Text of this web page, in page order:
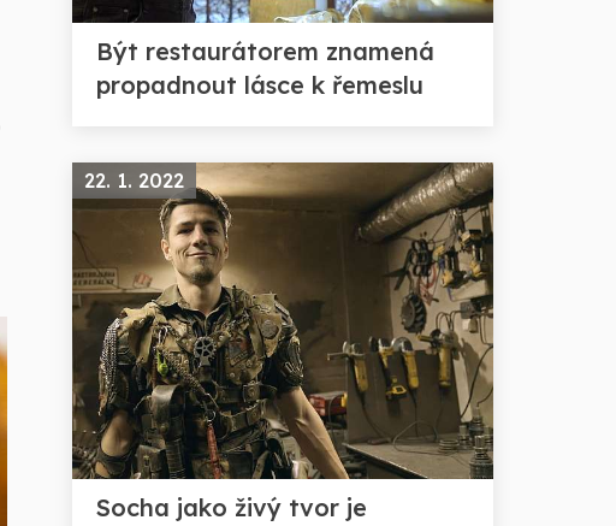
Být restaurátorem znamená
propadnout lásce k řemeslu
22. 1. 2022
Socha jako živý tvor je